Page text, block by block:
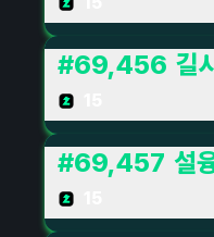
#69,456 길
#69,457 설